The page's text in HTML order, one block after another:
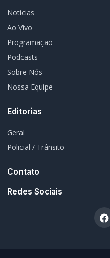
Notícias
Ao Vivo
Programação
Podcasts
Sobre Nós
Nossa Equipe
Editorias
Geral
Policial / Trânsito
Contato
Redes Sociais